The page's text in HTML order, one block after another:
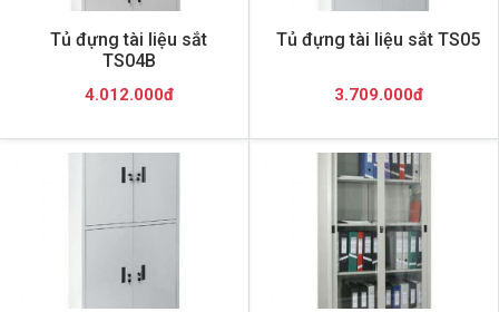
Tủ đựng tài liệu sắt
TS04B
4.012.000đ
Tủ đựng tài liệu sắt TS05
3.709.000đ